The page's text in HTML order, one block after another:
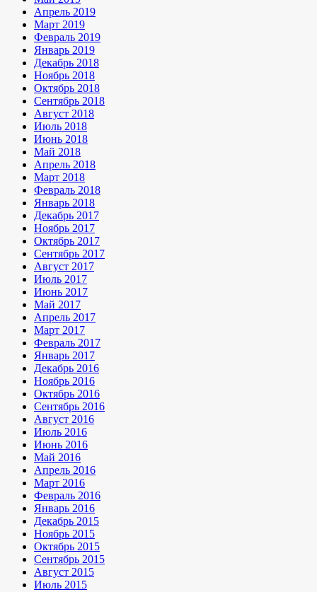
Апрель 2019
Март 2019
Февраль 2019
Январь 2019
Декабрь 2018
Ноябрь 2018
Октябрь 2018
Сентябрь 2018
Август 2018
Июль 2018
Июнь 2018
Май 2018
Апрель 2018
Март 2018
Февраль 2018
Январь 2018
Декабрь 2017
Ноябрь 2017
Октябрь 2017
Сентябрь 2017
Август 2017
Июль 2017
Июнь 2017
Май 2017
Апрель 2017
Март 2017
Февраль 2017
Январь 2017
Декабрь 2016
Ноябрь 2016
Октябрь 2016
Сентябрь 2016
Август 2016
Июль 2016
Июнь 2016
Май 2016
Апрель 2016
Март 2016
Февраль 2016
Январь 2016
Декабрь 2015
Ноябрь 2015
Октябрь 2015
Сентябрь 2015
Август 2015
Июль 2015